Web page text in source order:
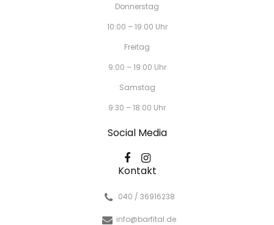
Donnerstag
10:00 – 19:00 Uhr
Freitag
9:00 – 19:00 Uhr
Samstag
9:30 – 18:00 Uhr
Social Media
Kontakt
040 / 36916238
info@barfital.de